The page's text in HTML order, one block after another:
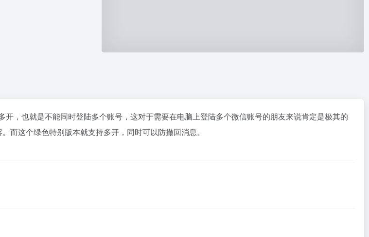
，也就是不能同时登陆多个账号，这对于需要在电脑上登陆多个微信账号的朋友来说肯定是极其的
而这个绿色特别版本就支持多开，同时可以防撤回消息。